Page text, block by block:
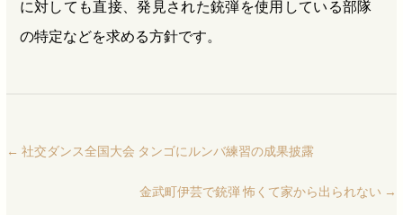
に対しても直接、発見された銃弾を使用している部隊
の特定などを求める方針です。
← 社交ダンス全国大会 タンゴにルンバ練習の成果披露
金武町伊芸で銃弾 怖くて家から出られない →